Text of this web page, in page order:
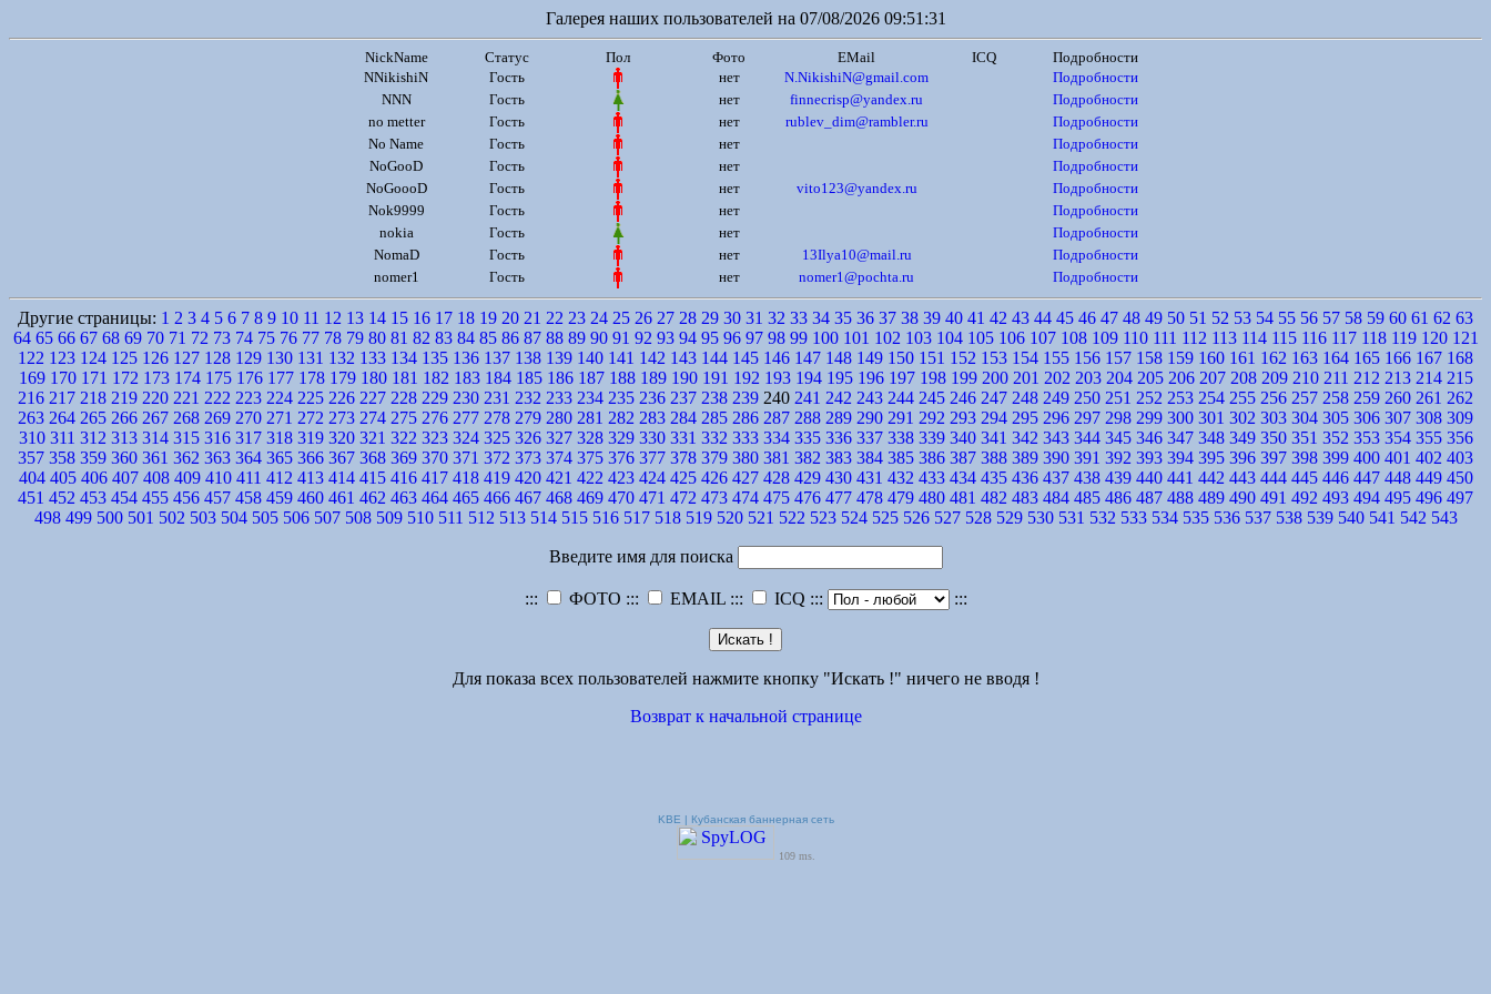
Галерея наших пользователей на 07/08/2026 09:51:31
NickName Статус Пол Фото EMail ICQ
Подробности
NNikishiN
Гость нет N.NikishiN@gmail.com
Подробности
NNN
Гость нет finnecrisp@yandex.ru
Подробности
no metter
Гость нет rublev_dim@rambler.ru
Подробности
No Name
Гость нет
Подробности
NoGooD
Гость нет
Подробности
NoGoooD
Гость нет vito123@yandex.ru
Подробности
Nok9999
Гость нет
Подробности
nokia
Гость нет
Подробности
NomaD
Гость нет 13Ilya10@mail.ru
Подробности
nomer1
Гость нет nomer1@pochta.ru Подробности
Другие страницы: 1 2 3 4 5 6 7 8 9 10 11 12 13 14 15 16 17 18 19 20 21 22 23 24 25 26 27 28 29 30 31 32 33 34 35 36 37 38 39 40 41 42 43 44 45 46 47 48 49 50 51 52 53 54 55 56 57 58 59 60 61 62 63
64 65 66 67 68 69 70 71 72 73 74 75 76 77 78 79 80 81 82 83 84 85 86 87 88 89 90 91 92 93 94 95 96 97 98 99 100 101 102 103 104 105 106 107 108 109 110 111 112 113 114 115 116 117 118 119 120 121
122 123 124 125 126 127 128 129 130 131 132 133 134 135 136 137 138 139 140 141 142 143 144 145 146 147 148 149 150 151 152 153 154 155 156 157 158 159 160 161 162 163 164 165 166 167 168
169 170 171 172 173 174 175 176 177 178 179 180 181 182 183 184 185 186 187 188 189 190 191 192 193 194 195 196 197 198 199 200 201 202 203 204 205 206 207 208 209 210 211 212 213 214 215
216 217 218 219 220 221 222 223 224 225 226 227 228 229 230 231 232 233 234 235 236 237 238 239 240 241 242 243 244 245 246 247 248 249 250 251 252 253 254 255 256 257 258 259 260 261 262
263 264 265 266 267 268 269 270 271 272 273 274 275 276 277 278 279 280 281 282 283 284 285 286 287 288 289 290 291 292 293 294 295 296 297 298 299 300 301 302 303 304 305 306 307 308 309
310 311 312 313 314 315 316 317 318 319 320 321 322 323 324 325 326 327 328 329 330 331 332 333 334 335 336 337 338 339 340 341 342 343 344 345 346 347 348 349 350 351 352 353 354 355 356
357 358 359 360 361 362 363 364 365 366 367 368 369 370 371 372 373 374 375 376 377 378 379 380 381 382 383 384 385 386 387 388 389 390 391 392 393 394 395 396 397 398 399 400 401 402 403
404 405 406 407 408 409 410 411 412 413 414 415 416 417 418 419 420 421 422 423 424 425 426 427 428 429 430 431 432 433 434 435 436 437 438 439 440 441 442 443 444 445 446 447 448 449 450
451 452 453 454 455 456 457 458 459 460 461 462 463 464 465 466 467 468 469 470 471 472 473 474 475 476 477 478 479 480 481 482 483 484 485 486 487 488 489 490 491 492 493 494 495 496 497
498 499 500 501 502 503 504 505 506 507 508 509 510 511 512 513 514 515 516 517 518 519 520 521 522 523 524 525 526 527 528 529 530 531 532 533 534 535 536 537 538 539 540 541 542 543
Введите имя для поиска
::: ФОТО ::: EMAIL ::: ICQ ::: :::
Для показа всех пользователей нажмите кнопку "Искать !" ничего не вводя !
Возврат к начальной странице
KBE | Кубанская баннерная сеть
109 ms.